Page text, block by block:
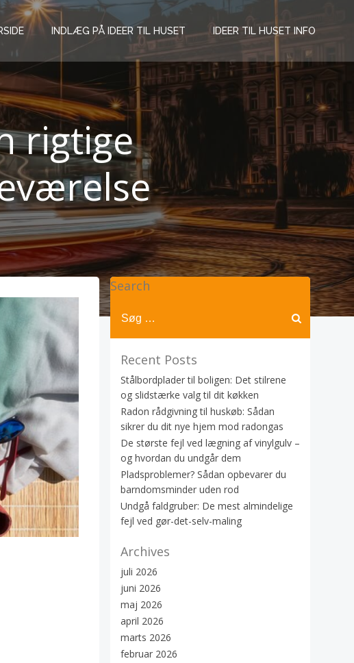
INDLÆG PÅ IDEER TIL HUSET IDEER TIL HUSET INFO
rigtige
Search
Recent Posts
Stålbordplader til boligen: Det stilrene
og slidstærke valg til dit køkken
Radon rådgivning til huskøb: Sådan
sikrer du dit nye hjem mod radongas
De største fejl ved lægning af vinylgulv –
og hvordan du undgår dem
Pladsproblemer? Sådan opbevarer du
barndomsminder uden rod
Undgå faldgruber: De mest almindelige
fejl ved gør-det-selv-maling
Archives
juli 2026
juni 2026
maj 2026
april 2026
marts 2026
februar 2026